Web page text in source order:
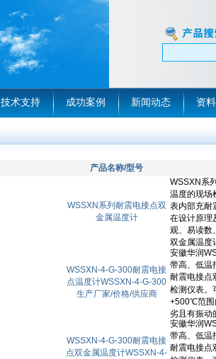
技术支持 成功案例 新闻动态 资
产品名称/型号
WSSXN系列耐震电接点双
金属温度计
WSSXN-4-G-300耐震电接
点温度计WSSXN-4-G-300
生产厂家/价格/供应商
WSSXN-4-G-300耐震电接
点双金属温度计WSSXN-4-